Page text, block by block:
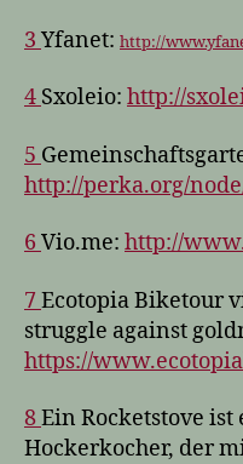
3 Yfanet: http://
4 Sxoleio: http://
5
http://perka.org/
6 Vio.me: http://
7 Ecotopia Biketour
struggle against
https://
8Ein Rocketstove
Hockerkocher, der